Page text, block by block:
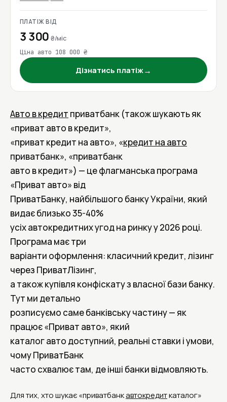
ПЛАТІЖ ВІД
3 300₴/міс
Ціна авто 108 000 ₴
Дізнатись платіж→
Авто в кредит приватбанк (також шукають як
«приват авто в кредит»,
«приват кредит на авто», «кредит на авто
приватбанк», «приватбанк
авто в кредит») — це флагманська програма
«Приват авто» від
ПриватБанку, найбільшого банку України, який
видає близько 35-40%
усіх автокредитних угод на ринку у 2026 році.
Програма має три
варіанти оформлення: класичний кредит, лізинг
через ПриватЛізинг,
а також купівля конфіскату з власної бази банку.
Тут ми детально
розписуємо саме банківську частину — як
працює «Приват авто», який
каталог авто доступний, реальні ставки і умови,
чому ПриватБанк
часто схвалює там, де інші банки відмовляють.
Для тих, хто шукає «приватбанкавтокредиткаталог»